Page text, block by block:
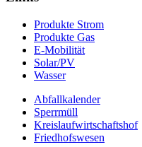
Produkte Strom
Produkte Gas
E-Mobilität
Solar/PV
Wasser
Abfallkalender
Sperrmüll
Kreislaufwirtschaftshof
Friedhofswesen